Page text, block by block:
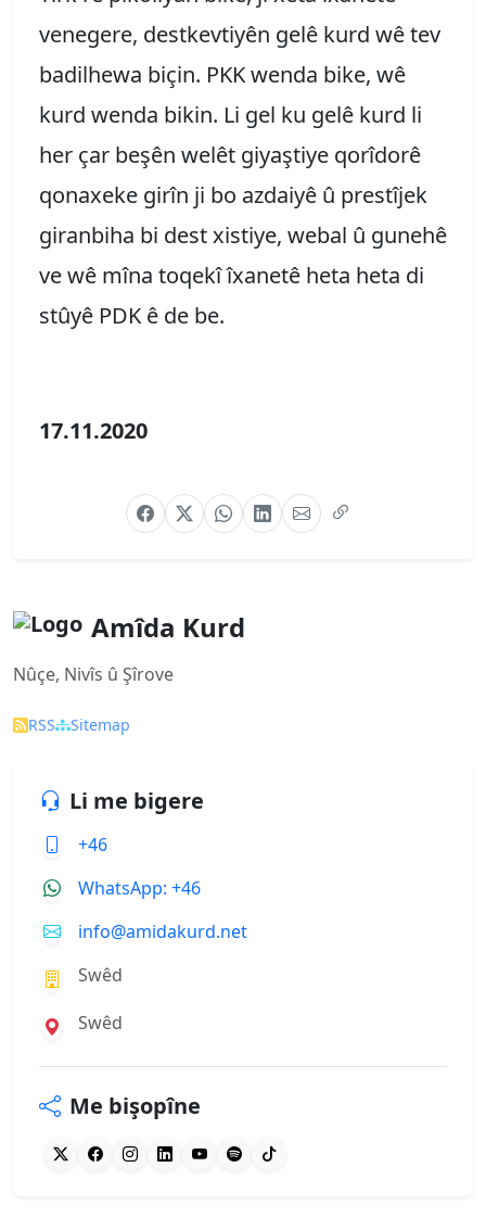
venegere, destkevtiyên gelê kurd wê tev
badilhewa biçin. PKK wenda bike, wê
kurd wenda bikin. Li gel ku gelê kurd li
her çar beşên welêt giyaştiye qorîdorê
qonaxeke girîn ji bo azdaiyê û prestîjek
giranbiha bi dest xistiye, webal û gunehê
ve wê mîna toqekî îxanetê heta heta di
stûyê PDK ê de be.
17.11.2020
Amîda Kurd
Nûçe, Nivîs û Şîrove
RSS Sitemap
Li me bigere
+46
WhatsApp: +46
info@amidakurd.net
Swêd
Swêd
Me bişopîne